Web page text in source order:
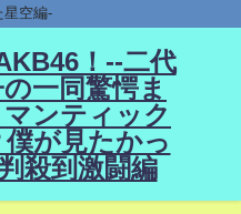
星空編-
！--二代
一同驚愕ま
ンティック
が見たかっ
殺到激闘編